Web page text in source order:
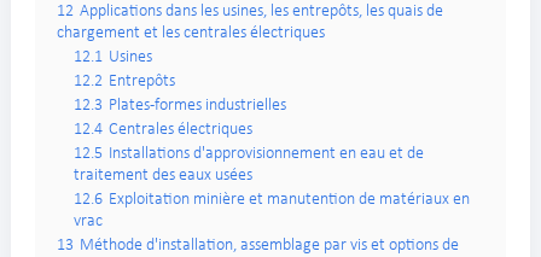
12 Applications dans les usines, les entrepôts, les quais de
chargement et les centrales électriques
12.1 Usines
12.2 Entrepôts
12.3 Plates-formes industrielles
12.4 Centrales électriques
12.5 Installations d'approvisionnement en eau et de
traitement des eaux usées
12.6 Exploitation minière et manutention de matériaux en
vrac
13 Méthode d'installation, assemblage par vis et options de